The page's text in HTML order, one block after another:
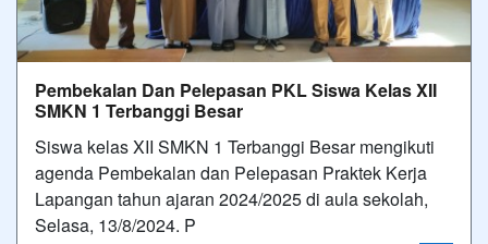
Pembekalan Dan Pelepasan PKL Siswa Kelas XII
SMKN 1 Terbanggi Besar
Siswa kelas XII SMKN 1 Terbanggi Besar mengikuti
agenda Pembekalan dan Pelepasan Praktek Kerja
Lapangan tahun ajaran 2024/2025 di aula sekolah,
Selasa, 13/8/2024. P